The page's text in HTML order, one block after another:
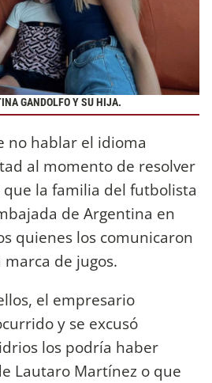
GANDOLFO Y SU HIJA.
no hablar el idioma
al momento de resolver
la familia del futbolista
de Argentina en
quienes los comunicaron
de jugos.
el empresario
y se excusó
los podría haber
Lautaro Martínez o que